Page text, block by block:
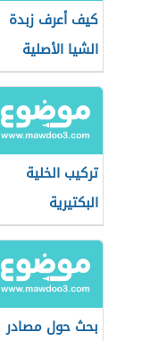
كيف أعرف زبدة
الشيا الأصلية
تركيب الخلية
البكتيرية
بحث حول مصادر